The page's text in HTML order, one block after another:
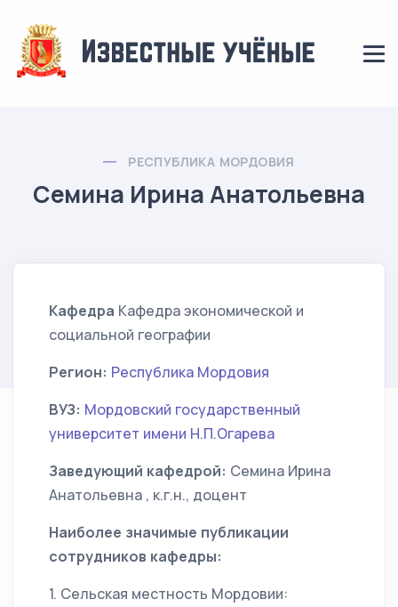
РЕСПУБЛИКА МОРДОВИЯ
Семина Ирина Анатольевна
Кафедра Кафедра экономической и
социальной географии
Регион: Республика Мордовия
ВУЗ: Мордовский государственный
университет имени Н.П.Огарева
Заведующий кафедрой: Семина Ирина
Анатольевна , к.г.н., доцент
Наиболее значимые публикации
сотрудников кафедры:
1. Сельская местность Мордовии: